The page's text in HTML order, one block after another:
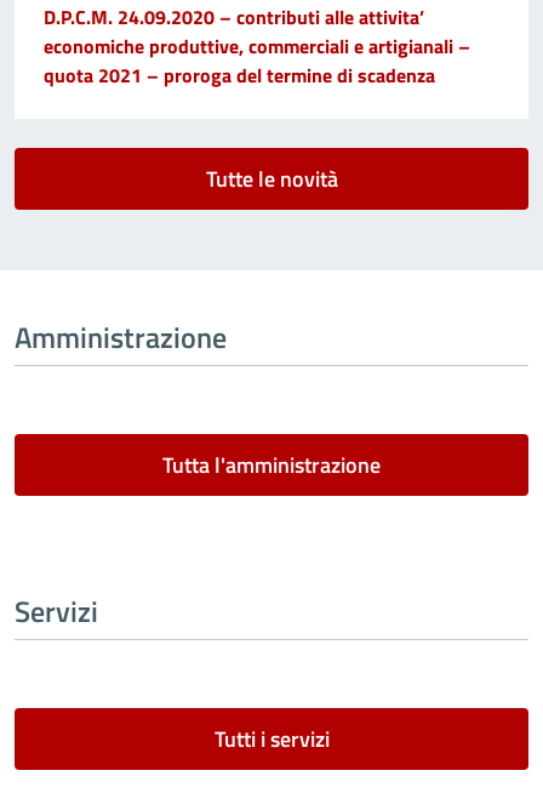
D.P.C.M. 24.09.2020 – contributi alle attivita’
economiche produttive, commerciali e artigianali –
quota 2021 – proroga del termine di scadenza
Tutte le novità
Amministrazione
Tutta l'amministrazione
Servizi
Tutti i servizi